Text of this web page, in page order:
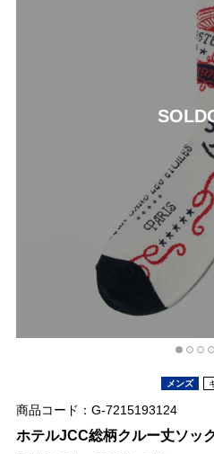
メンズ
商品コード：G-7215193124
ホテルJCC総柄クルー丈ソッ